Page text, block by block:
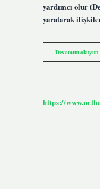
yardımcı olur
yaratarak
Devamını okuyun
https://